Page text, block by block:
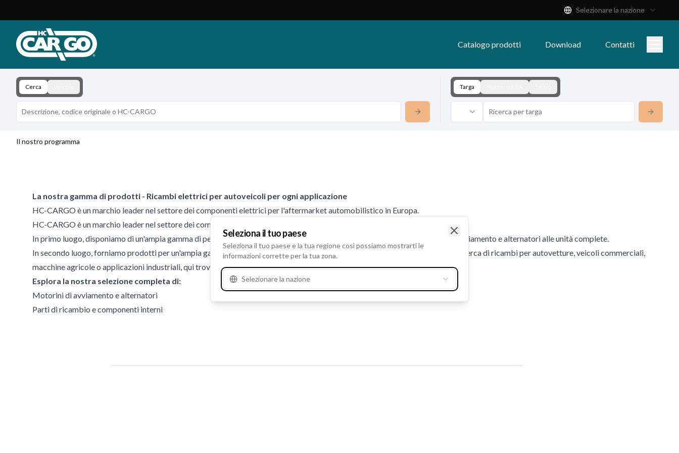
Download
Contatti
Selezionare la nazione
Catalogo prodotti Download Contatti
Cerca Targa
Il nostro programma
La nostra gamma di prodotti - Ricambi elettrici per autoveicoli per ogni applicazione
HC-CARGO è un marchio leader nel settore dei componenti elettrici per l'aftermarket automobilistico in Europa.
HC-CARGO è un marchio leader nel settore dei componenti elettrici per l'aftermarket automobilistico in Europa.
In primo luogo, disponiamo di un'ampia gamma di pezzi di ricambio per la riparazione dei veicoli, dai ricambi per motorini di avviamento e alternatori alle unità complete.
In secondo luogo, forniamo prodotti per un'ampia gamma di applicazioni. Serviamo un'ampia gamma di veicoli. Che siate alla ricerca di ricambi per autovetture, veicoli commerciali,
macchine agricole o applicazioni industriali, qui troverete il prodotto giusto.
Esplora la nostra selezione completa di:
Motorini di avviamento e alternatori
Parti di ricambio e componenti interni
Seleziona il tuo paese
Seleziona il tuo paese e la tua regione così possiamo mostrarti le
informazioni corrette per la tua zona.
Selezionare la nazione
Close